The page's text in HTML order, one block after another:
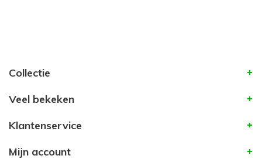
Collectie
Veel bekeken
Klantenservice
Mijn account